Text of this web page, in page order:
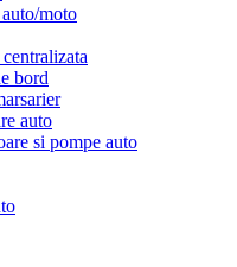
moto
bord
auto
si pompe auto